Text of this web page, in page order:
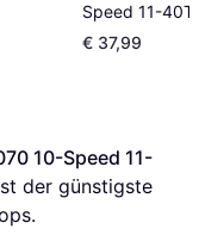
Speed 11-40T
€ 37,99
10-Speed 11-
der günstigste